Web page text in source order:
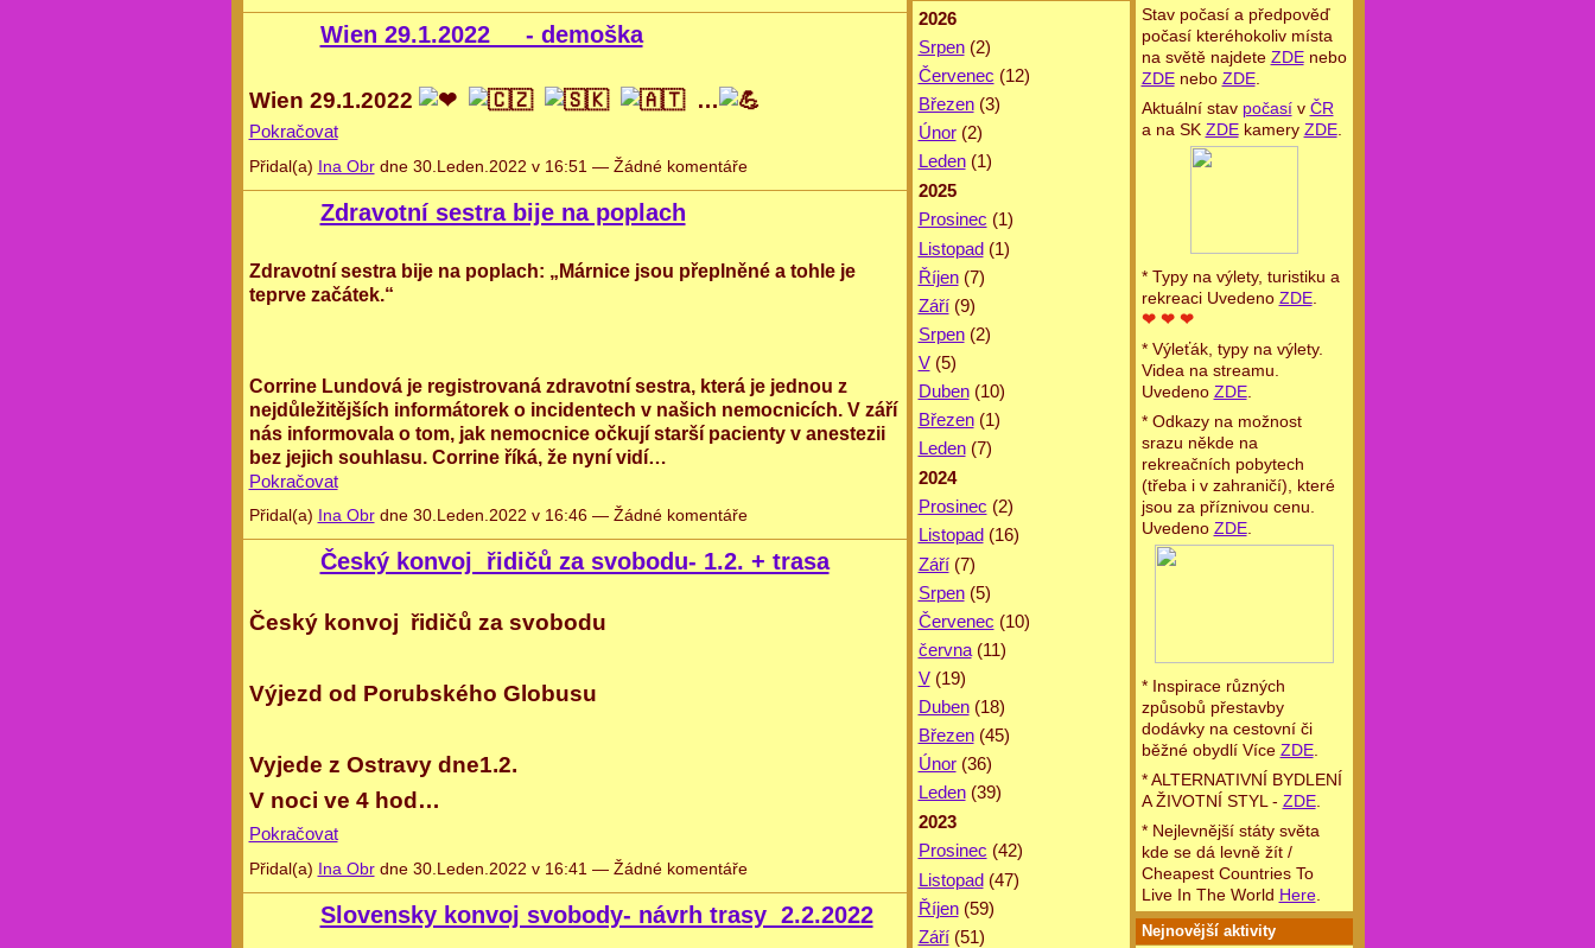
Wien 29.1.2022 - demoška
Wien 29.1.2022 …
Pokračovat
Přidal(a) Ina Obrdne 30.Leden.2022 v 16:51 — Žádné komentáře
Zdravotní sestra bije na poplach
Zdravotní sestra bije na poplach: „Márnice jsou přeplněné a tohle je
teprve začátek.“
Corrine Lundová je registrovaná zdravotní sestra, která je jednou z
nejdůležitějších informátorek o incidentech v našich nemocnicích. V září
nás informovala o tom, jak nemocnice očkují starší pacienty v anestezii
bez jejich souhlasu. Corrine říká, že nyní vidí…
Pokračovat
Přidal(a) Ina Obrdne 30.Leden.2022 v 16:46 — Žádné komentáře
Český konvoj řidičů za svobodu- 1.2. + trasa
Český konvoj řidičů za svobodu
Výjezd od Porubského Globusu
Vyjede z Ostravy dne1.2.
V noci ve 4 hod…
Pokračovat
Přidal(a) Ina Obrdne 30.Leden.2022 v 16:41 — Žádné komentáře
Slovensky konvoj svobody- návrh trasy 2.2.2022
2026
Srpen(2)
Červenec (12)
Březen(3)
Únor(2)
Leden(1)
2025
Prosinec (1)
Listopad(1)
Říjen(7)
Září(9)
Srpen(2)
V(5)
Duben(10)
Březen(1)
Leden(7)
2024
Prosinec (2)
Listopad (16)
Září(7)
Srpen(5)
Červenec (10)
června(11)
V(19)
Duben(18)
Březen(45)
Únor(36)
Leden(39)
2023
Prosinec (42)
Listopad(47)
Říjen(59)
Září(51)
Stav počasí a předpověď
počasí kteréhokoliv místa
na světě najdete ZDEnebo
ZDEnebo ZDE.
Aktuální stav počasív ČR
a na SK ZDEkamery ZDE.
* Typy na výlety, turistiku a
rekreaci Uvedeno ZDE.
❤ ❤ ❤
* Výleťák, typy na výlety.
Videa na streamu.
Uvedeno ZDE.
* Odkazy na možnost
srazu někde na
rekreačních pobytech
(třeba i v zahraničí), které
jsou za příznivou cenu.
Uvedeno ZDE.
* Inspirace různých
způsobů přestavby
dodávky na cestovní či
běžné obydlí Více ZDE.
* ALTERNATIVNÍ BYDLENÍ
A ŽIVOTNÍ STYL - ZDE.
* Nejlevnější státy světa
kde se dá levně žít /
Cheapest Countries To
Live In The World Here.
Nejnovější aktivity